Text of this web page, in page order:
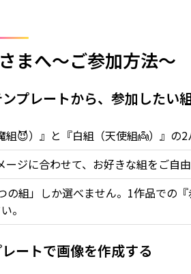
まへ〜ご参加方法〜
ンプレートから、参加したい
😈）』と『白組（天使組👼）』の2
ジに合わせて、お好きな組をご自
組」しか選べません。1作品での
。
レートで画像を作成する